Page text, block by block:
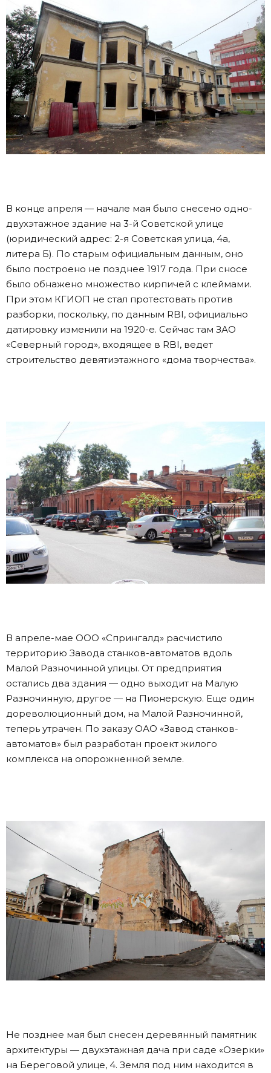
В конце апреля — начале мая было снесено одно-
двухэтажное здание на 3-й Советской улице
(юридический адрес: 2-я Советская улица, 4а,
литера Б). По старым официальным данным, оно
было построено не позднее 1917 года. При сносе
было обнажено множество кирпичей с клеймами.
При этом КГИОП не стал протестовать против
разборки, поскольку, по данным RBI, официально
датировку изменили на 1920-е. Сейчас там ЗАО
«Северный город», входящее в RBI, ведет
строительство девятиэтажного «дома творчества».
В апреле-мае ООО «Спрингалд» расчистило
территорию Завода станков-автоматов вдоль
Малой Разночинной улицы. От предприятия
остались два здания — одно выходит на Малую
Разночинную, другое — на Пионерскую. Еще один
дореволюционный дом, на Малой Разночинной,
теперь утрачен. По заказу ОАО «Завод станков-
автоматов» был разработан проект жилого
комплекса на опорожненной земле.
Не позднее мая был снесен деревянный памятник
архитектуры — двухэтажная дача при саде «Озерки»
на Береговой улице, 4. Земля под ним находится в